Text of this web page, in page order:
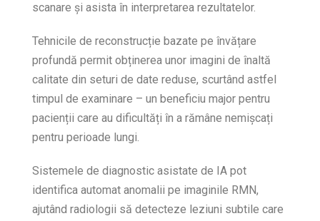
scanare și asista în interpretarea rezultatelor.
Tehnicile de reconstrucție bazate pe învățare
profundă permit obținerea unor imagini de înaltă
calitate din seturi de date reduse, scurtând astfel
timpul de examinare – un beneficiu major pentru
pacienții care au dificultăți în a rămâne nemișcați
pentru perioade lungi.
Sistemele de diagnostic asistate de IA pot
identifica automat anomalii pe imaginile RMN,
ajutând radiologii să detecteze leziuni subtile care